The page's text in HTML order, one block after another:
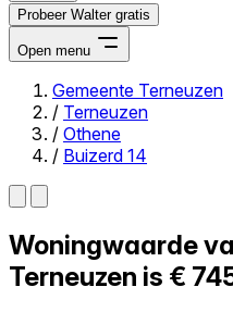
Probeer Walter gratis
Open menu
Close menu
Zelf kopen
Alles-in-één
Reviews
Gemeente Terneuzen
/ Terneuzen
/ Othene
/ Buizerd 14
Woningwaarde
Terneuzen is €